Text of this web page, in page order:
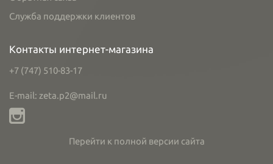
Служба поддержки клиентов
Контакты интернет-магазина
+7 (747) 510-83-17
E-mail: zeta.p2@mail.ru
Перейти к полной версии сайта